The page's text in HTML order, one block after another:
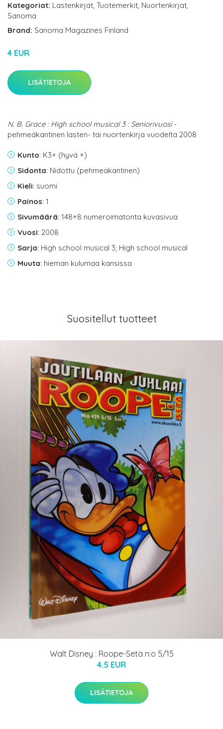
Kategoriat: Lastenkirjat, Tuotemerkit, Nuortenkirjat,
Sanoma
Brand: Sanoma Magazines Finland
4 EUR
LISÄTIETOJA
N. B. Grace : High school musical 3 : Seniorivuosi-
pehmeäkantinen lasten- tai nuortenkirja vuodelta 2008
Kunto: K3+ (hyvä +)
Sidonta: Nidottu (pehmeäkantinen)
Kieli: suomi
Painos: 1
Sivumäärä: 148+8 numeroimatonta kuvasivua
Vuosi: 2008
Sarja: High school musical 3; High school musical
Muuta: hieman kulumaa kansissa
Suositellut tuotteet
Walt Disney : Roope-Setä n:o 5/15
4.5 EUR
LISÄTIETOJA